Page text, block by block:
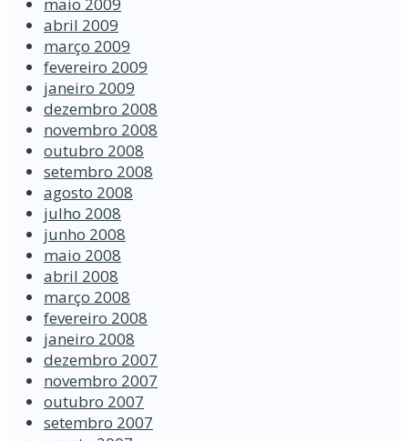
maio 2009
abril 2009
março 2009
fevereiro 2009
janeiro 2009
dezembro 2008
novembro 2008
outubro 2008
setembro 2008
agosto 2008
julho 2008
junho 2008
maio 2008
abril 2008
março 2008
fevereiro 2008
janeiro 2008
dezembro 2007
novembro 2007
outubro 2007
setembro 2007